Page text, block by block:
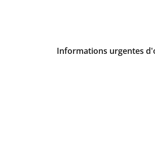
Informations urgentes